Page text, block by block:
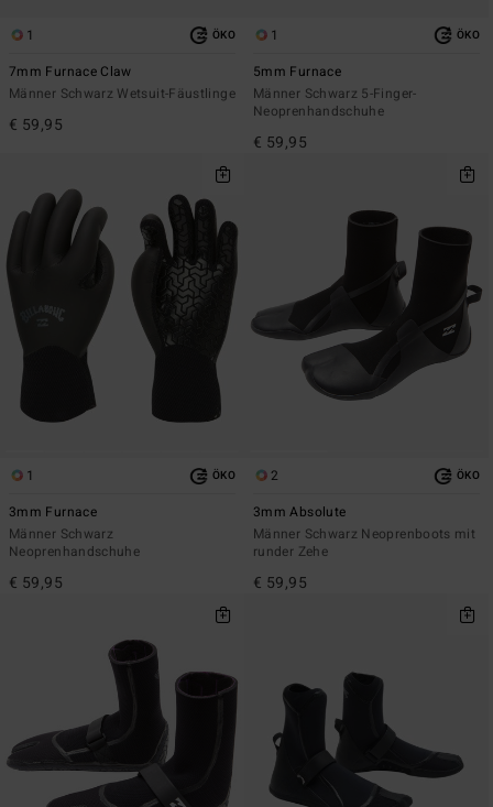
1 ÖKO
7mm Furnace Claw
Männer Schwarz Wetsuit-Fäustlinge
€ 59,95
1 ÖKO
5mm Furnace
Männer Schwarz 5-Finger-
Neoprenhandschuhe
€ 59,95
1 ÖKO
3mm Furnace
Männer Schwarz
Neoprenhandschuhe
€ 59,95
2 ÖKO
3mm Absolute
Männer Schwarz Neoprenboots mit
runder Zehe
€ 59,95